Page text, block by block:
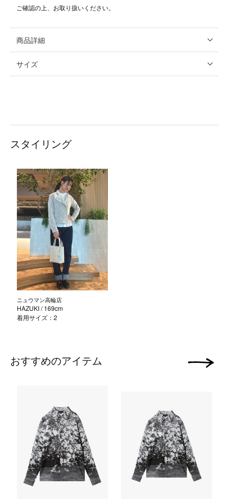
ご確認の上、お取り扱いください。
商品詳細
サイズ
スタイリング
ニュウマン高輪店
HAZUKI/ 169cm
着用サイズ：2
おすすめのアイテム 次の画像